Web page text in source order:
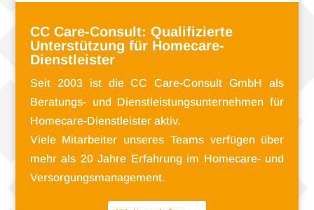
CC Care-Consult: Qualifizierte
Unterstützung für Homecare-
Dienstleister
Seit 2003 ist die CC Care-Consult GmbH als
Beratungs- und Dienst­leis­tungs­un­ter­neh­men für
Homecare-Dienstleister aktiv.
Viele Mit­ar­bei­ter unse­res Teams ver­fü­gen über
mehr als 20 Jahre Erfah­rung im Homecare- und
Versorgungsmanagement.